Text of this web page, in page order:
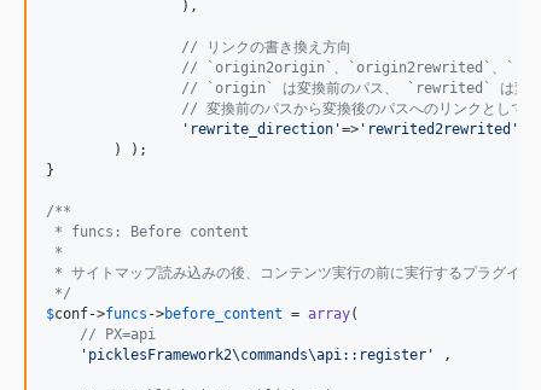
// リンクの書き換え方向
// `origin2origin`、`origin2rewrited`、
// `origin` は変換前のパス、 `rewrited` は変換
// 変換前のパスから変換後のパスへのリンクとし
' rewrite_direction '=> ' rewrited2rewrited '
}
/**
* funcs: Before content
*
* サイトマップ読み込みの後、コンテンツ実行の前に実行するプラグイン
*/
$conf->funcs ->before_content = array(
// PX=api
' picklesFramework2\commands\api::register ' ,